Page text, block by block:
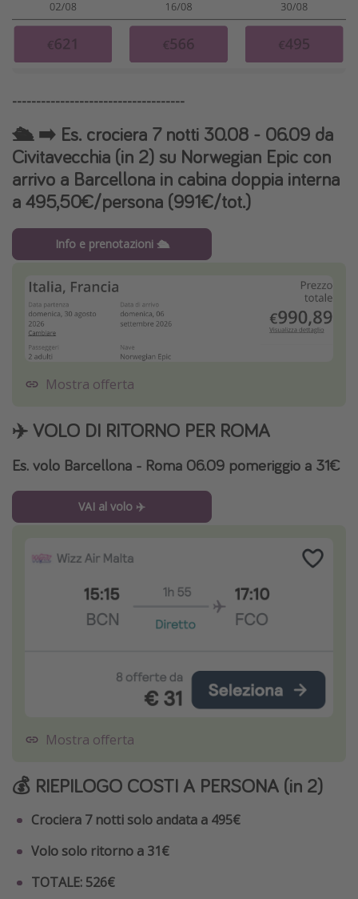
------------------------------------
🛳️ ➡️ Es. crociera 7 notti 30.08 - 06.09 da
Civitavecchia (in 2) su Norwegian Epic con
arrivo a Barcellona in cabina doppia interna
a 495,50€/persona (991€/tot.)
Info e prenotazioni 🛳️
Mostra offerta
✈️ VOLO DI RITORNO PER ROMA
Es. volo Barcellona - Roma 06.09 pomeriggio a 31€
VAI al volo ✈️
Mostra offerta
💰 RIEPILOGO COSTI A PERSONA (in 2)
Crociera 7 notti solo andata a 495€
Volo solo ritorno a 31€
TOTALE: 526€